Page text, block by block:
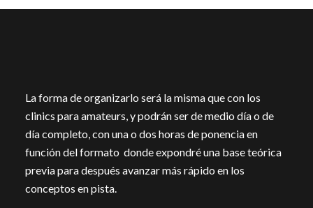
La forma de organizarlo será la misma que con los
clinics para amateurs, y podrán ser de medio día o de
día completo, con una o dos horas de ponencia en
función del formato donde expondré una base teórica
previa para después avanzar más rápido en los
conceptos en pista.